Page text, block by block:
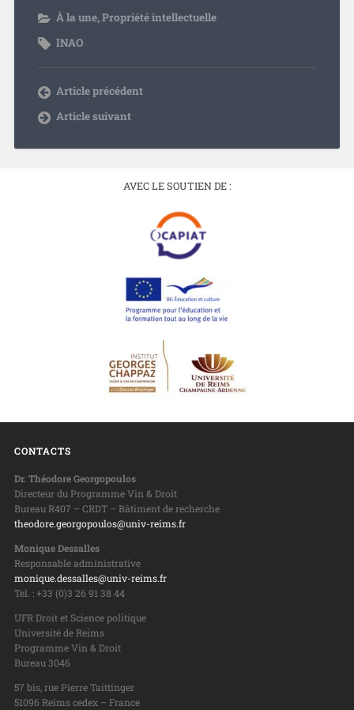
À la une,Propriété intellectuelle
INAO
Article précédent
Article suivant
AVEC LE SOUTIEN DE :
CONTACTS
Dr. Théodore Georgopoulos
Directeur du Programme Vin & Droit
Bureau R407 – CRDT – Bâtiment de recherche
theodore.georgopoulos@univ-reims.fr
Monique Dessalles
Responsable administrative
monique.dessalles@univ-reims.fr
Tel. : +33 (0)3 26 91 38 44
UFR Droit et Science politique
Université de Reims
Programme Vin & Droit
Bureau 3046
57 bis, rue Pierre Taittinger
51096 Reims cedex – France